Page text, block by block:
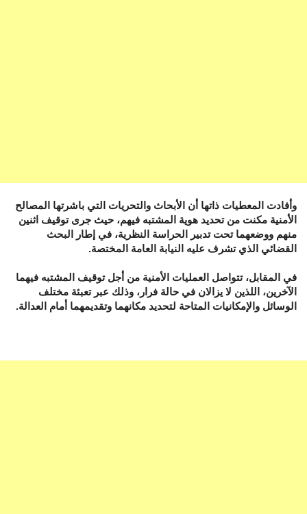
وأفادت المعطيات ذاتها أن الأبحاث والتحريات التي باشرتها المصالح
الأمنية مكنت من تحديد هوية المشتبه فيهم، حيث جرى توقيف اثنين
منهم ووضعهما تحت تدبير الحراسة النظرية، في إطار البحث
القضائي الذي تشرف عليه النيابة العامة المختصة.
في المقابل، تتواصل العمليات الأمنية من أجل توقيف المشتبه فيهما
الآخرين، اللذين لا يزالان في حالة فرار، وذلك عبر تعبئة مختلف
الوسائل والإمكانيات المتاحة لتحديد مكانهما وتقديمهما أمام العدالة.